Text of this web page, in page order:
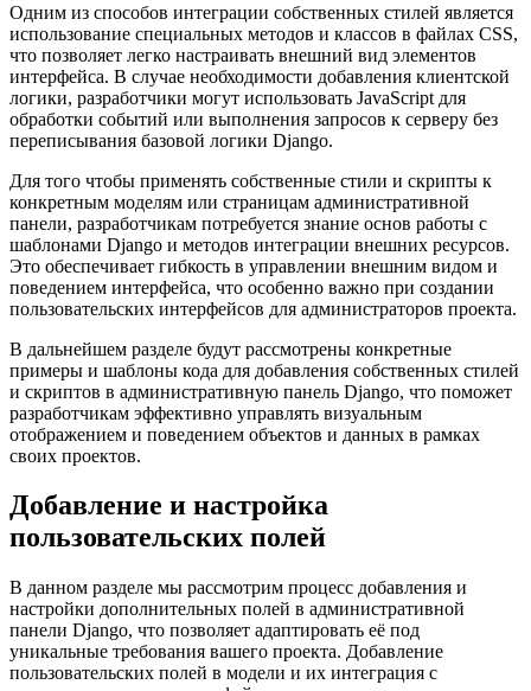
Одним из способов интеграции собственных стилей является
использование специальных методов и классов в файлах CSS,
что позволяет легко настраивать внешний вид элементов
интерфейса. В случае необходимости добавления клиентской
логики, разработчики могут использовать JavaScript для
обработки событий или выполнения запросов к серверу без
переписывания базовой логики Django.
Для того чтобы применять собственные стили и скрипты к
конкретным моделям или страницам административной
панели, разработчикам потребуется знание основ работы с
шаблонами Django и методов интеграции внешних ресурсов.
Это обеспечивает гибкость в управлении внешним видом и
поведением интерфейса, что особенно важно при создании
пользовательских интерфейсов для администраторов проекта.
В дальнейшем разделе будут рассмотрены конкретные
примеры и шаблоны кода для добавления собственных стилей
и скриптов в административную панель Django, что поможет
разработчикам эффективно управлять визуальным
отображением и поведением объектов и данных в рамках
своих проектов.
Добавление и настройка
пользовательских полей
В данном разделе мы рассмотрим процесс добавления и
настройки дополнительных полей в административной
панели Django, что позволяет адаптировать её под
уникальные требования вашего проекта. Добавление
пользовательских полей в модели и их интеграция с